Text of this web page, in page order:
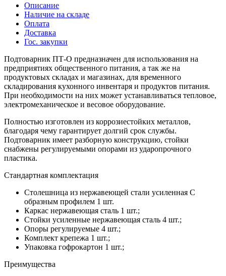
Описание
Наличие на складе
Оплата
Доставка
Гос. закупки
Подтоварник ПТ-О предназначен для использования на
предприятиях общественного питания, а так же на
продуктовых складах и магазинах, для временного
складирования кухонного инвентаря и продуктов питания.
При необходимости на них может устанавливаться тепловое,
электромеханическое и весовое оборудование.
Полностью изготовлен из коррозиестойких металлов,
благодаря чему гарантирует долгий срок службы.
Подтоварник имеет разборную конструкцию, стойки
снабжены регулируемыми опорами из ударопрочного
пластика.
Стандартная комплектация
Столешница из нержавеющей стали усиленная С
образным профилем 1 шт.
Каркас нержавеющая сталь 1 шт.;
Стойки усиленные нержавеющая сталь 4 шт.;
Опоры регулируемые 4 шт.;
Комплект крепежа 1 шт.;
Упаковка гофрокартон 1 шт.;
Преимущества